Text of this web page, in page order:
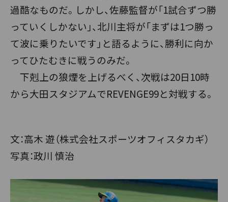
過酷なものだ。しかし、佐藤監督が「1試合ずつ勝
っていくしかない」、北川主将が「まずは1つ勝っ
て波に乗りたいです」と語るように、勝利に向か
ってひたむきに戦うのみだ。
下剋上の狼煙を上げるべく、次戦は20日10時
から大田スタジアムでREVENGE99と対戦する。
文：高木 遊（株式会社スポーツオフィスタカギ）
写真：政川 慎治